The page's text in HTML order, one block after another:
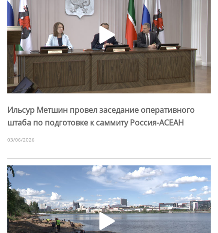
Ильсур Метшин провел заседание оперативного
штаба по подготовке к саммиту Россия-АСЕАН
03/06/2026